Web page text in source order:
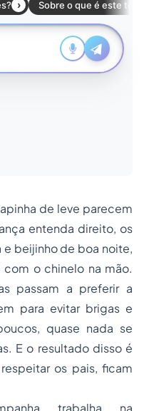
de leve parecem
entenda direito, os
beijinho de boa noite,
o chinelo na mão.
passam a preferir a
para evitar brigas e
quase nada se
E o resultado disso é
os pais, ficam